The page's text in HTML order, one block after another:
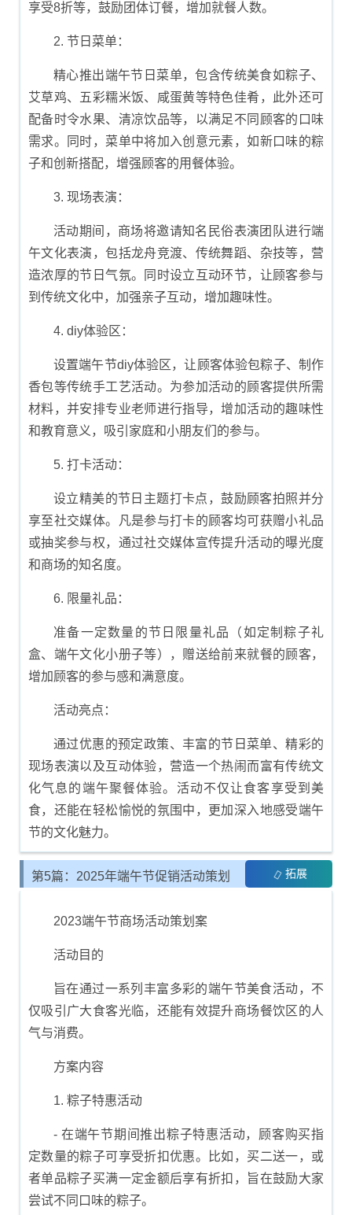
享受8折等，鼓励团体订餐，增加就餐人数。
2. 节日菜单：
精心推出端午节日菜单，包含传统美食如粽子、
艾草鸡、五彩糯米饭、咸蛋黄等特色佳肴，此外还可
配备时令水果、清凉饮品等，以满足不同顾客的口味
需求。同时，菜单中将加入创意元素，如新口味的粽
子和创新搭配，增强顾客的用餐体验。
3. 现场表演：
活动期间，商场将邀请知名民俗表演团队进行端
午文化表演，包括龙舟竞渡、传统舞蹈、杂技等，营
造浓厚的节日气氛。同时设立互动环节，让顾客参与
到传统文化中，加强亲子互动，增加趣味性。
4. diy体验区：
设置端午节diy体验区，让顾客体验包粽子、制作
香包等传统手工艺活动。为参加活动的顾客提供所需
材料，并安排专业老师进行指导，增加活动的趣味性
和教育意义，吸引家庭和小朋友们的参与。
5. 打卡活动：
设立精美的节日主题打卡点，鼓励顾客拍照并分
享至社交媒体。凡是参与打卡的顾客均可获赠小礼品
或抽奖参与权，通过社交媒体宣传提升活动的曝光度
和商场的知名度。
6. 限量礼品：
准备一定数量的节日限量礼品（如定制粽子礼
盒、端午文化小册子等），赠送给前来就餐的顾客，
增加顾客的参与感和满意度。
活动亮点：
通过优惠的预定政策、丰富的节日菜单、精彩的
现场表演以及互动体验，营造一个热闹而富有传统文
化气息的端午聚餐体验。活动不仅让食客享受到美
食，还能在轻松愉悦的氛围中，更加深入地感受端午
节的文化魅力。
第5篇：2025年端午节促销活动策划 拓展
2023端午节商场活动策划案
活动目的
旨在通过一系列丰富多彩的端午节美食活动，不
仅吸引广大食客光临，还能有效提升商场餐饮区的人
气与消费。
方案内容
1. 粽子特惠活动
- 在端午节期间推出粽子特惠活动，顾客购买指
定数量的粽子可享受折扣优惠。比如，买二送一，或
者单品粽子买满一定金额后享有折扣，旨在鼓励大家
尝试不同口味的粽子。